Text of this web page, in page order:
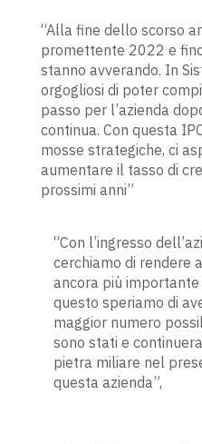
“Alla fine dello scorso
promettente 2022 e
stanno avverando. In
orgogliosi di poter
passo per l’azienda
continua. Con questa
mosse strategiche, ci
aumentare il tasso di
prossimi anni”
“Con l’ingresso
cerchiamo di rendere
ancora più
questo speriamo di
maggior numero
sono stati e
pietra miliare nel
questa azienda”,